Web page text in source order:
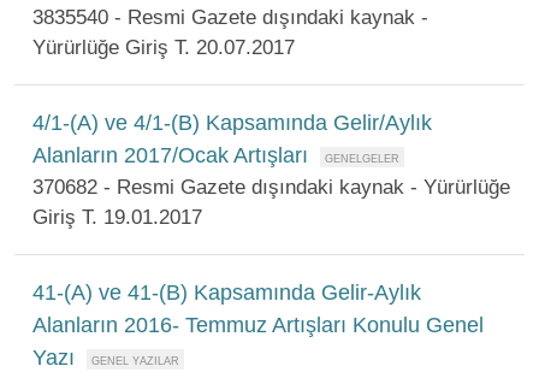
3835540 - Resmi Gazete dışındaki kaynak -
Yürürlüğe Giriş T. 20.07.2017
4/1-(A) ve 4/1-(B) Kapsamında Gelir/Aylık
Alanların 2017/Ocak Artışları
370682 - Resmi Gazete dışındaki kaynak - Yürürlüğe
Giriş T. 19.01.2017
41-(A) ve 41-(B) Kapsamında Gelir-Aylık
Alanların 2016- Temmuz Artışları Konulu Genel
Yazı